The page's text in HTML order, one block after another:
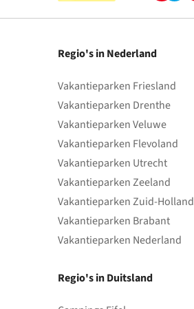
Regio's in Nederland
Vakantieparken Friesland
Vakantieparken Drenthe
Vakantieparken Veluwe
Vakantieparken Flevoland
Vakantieparken Utrecht
Vakantieparken Zeeland
Vakantieparken Zuid-Holland
Vakantieparken Brabant
Vakantieparken Nederland
Regio's in Duitsland